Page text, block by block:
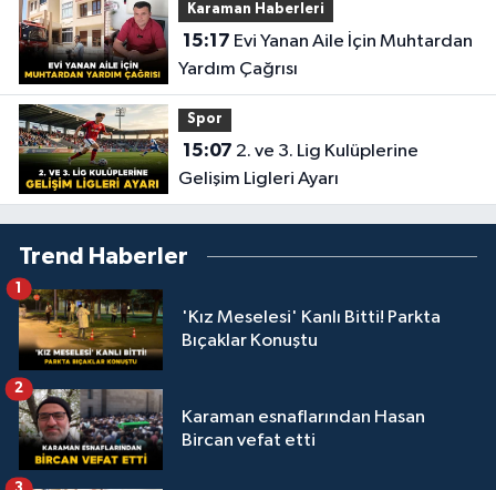
Karaman Haberleri
15:17
Yardım Çağrısı
Spor
15:07
Gelişim Ligleri Ayarı
Trend Haberler
'Kız Meselesi' Kanlı Bitti! Parkta
Bıçaklar Konuştu
1
Karaman esnaflarından Hasan
Bircan vefat etti
2